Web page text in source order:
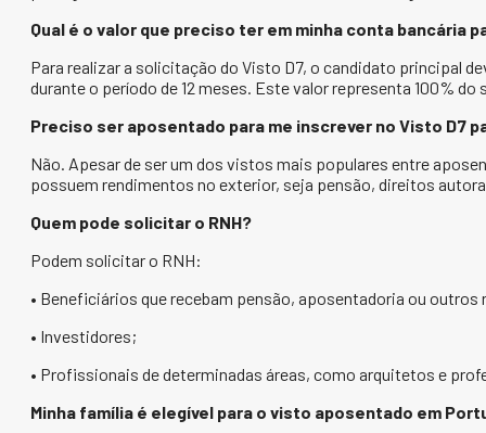
Qual é o valor que preciso ter em minha conta bancária
Para realizar a solicitação do Visto D7, o candidato principal
durante o período de 12 meses. Este valor representa 100%
Preciso ser aposentado para me inscrever no Visto D7
Não. Apesar de ser um dos vistos mais populares entre
possuem rendimentos no exterior, seja pensão, direitos
Quem pode solicitar o RNH?
Podem solicitar o RNH:
• Beneficiários que recebam pensão, aposentadoria ou
• Investidores;
• Profissionais de determinadas áreas, como arquitetos e
Minha família é elegível para o visto aposentado em